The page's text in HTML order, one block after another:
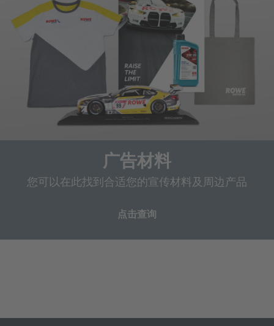
广告材料
您可以在此找到合适您的宣传材料及周边产品
点击查询